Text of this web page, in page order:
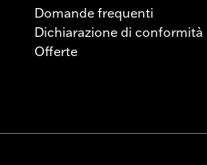
Su alcuni modelli,
frizione e/o del comando
manubrio. Consulta le
Domande frequenti
Dichiarazione di conformità
Offerte